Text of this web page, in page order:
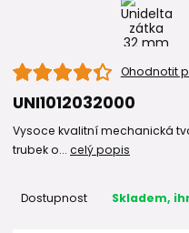
Ohodnotit
UNI1012032000
Vysoce kvalitní mechanická
trubek o... celý popis
Dostupnost Skladem,